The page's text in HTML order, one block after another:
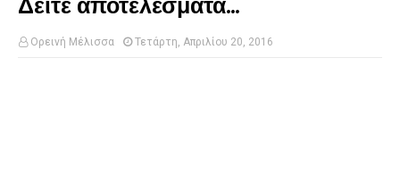
Δείτε αποτελέσματα...
Ορεινή Μέλισσα Τετάρτη, Απριλίου 20, 2016